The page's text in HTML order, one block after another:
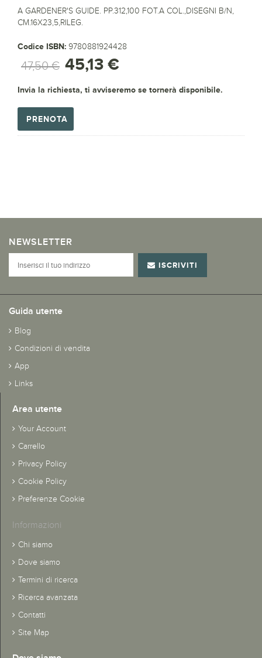
A GARDENER'S GUIDE. PP.312,100 FOT.A COL.,DISEGNI B/N,
CM.16X23,5,RILEG.
Codice ISBN: 9780881924428
47,50 € 45,13 €
Invia la richiesta, ti avviseremo se tornerà disponibile.
PRENOTA
NEWSLETTER
ISCRIVITI
Guida utente
Blog
Condizioni di vendita
App
Links
Area utente
Your Account
Carrello
Privacy Policy
Cookie Policy
Preferenze Cookie
Informazioni
Chi siamo
Dove siamo
Termini di ricerca
Ricerca avanzata
Contatti
Site Map